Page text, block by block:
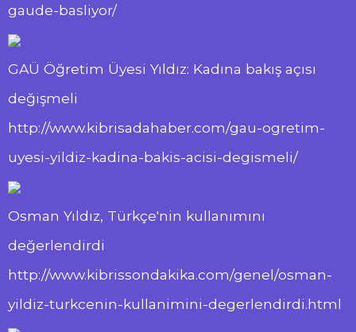
gaude-basliyor/
GAÜ Öğretim Üyesi Yıldız: Kadına bakış açısı
değişmeli
http://www.kibrisadahaber.com/gau-ogretim-
uyesi-yildiz-kadina-bakis-acisi-degismeli/
Osman Yıldız, Türkçe'nin kullanımını
değerlendirdi
http://www.kibrissondakika.com/genel/osman-
yildiz-turkcenin-kullanimini-degerlendirdi.html